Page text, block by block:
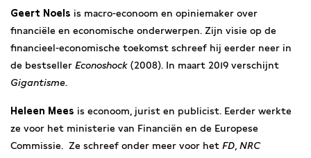
Geert Noels is macro-econoom en opiniemaker over
financiële en economische onderwerpen. Zijn visie op de
financieel-economische toekomst schreef hij eerder neer in
de bestseller Econoshock (2008). In maart 2019 verschijnt
Gigantisme.
Heleen Mees is econoom, jurist en publicist. Eerder werkte
ze voor het ministerie van Financiën en de Europese
Commissie. Ze schreef onder meer voor het FD NRC